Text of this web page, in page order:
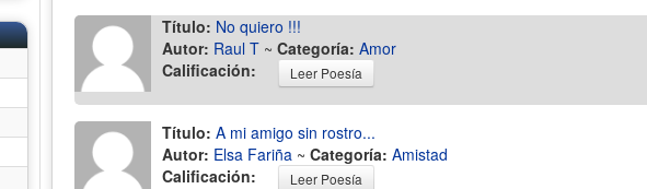
Título: No quiero !!!
Autor: Raul T ~ Categoría: Amor
Calificación:
Leer Poesía
Título: A mi amigo sin rostro...
Autor: Elsa Fariña ~ Categoría: Amistad
Calificación:
Leer Poesía